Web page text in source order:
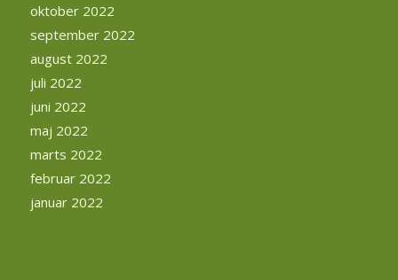
oktober 2022
september 2022
august 2022
juli 2022
juni 2022
maj 2022
marts 2022
februar 2022
januar 2022